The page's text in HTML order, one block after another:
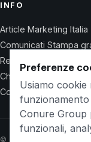
INFO
Article Marketing Italia
Comunicati Stampa
Regolamento
Chi Siamo
Contatti
© 2026 Wet Life News ·
Preferenze
Usiamo cookie
Conure Group
funzionali,